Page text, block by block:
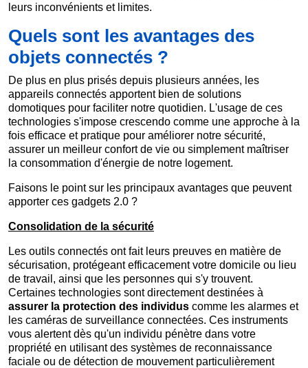
leurs inconvénients et limites.
Quels sont les avantages des
objets connectés ?
De plus en plus prisés depuis plusieurs années, les
appareils connectés apportent bien de solutions
domotiques pour faciliter notre quotidien. L'usage de ces
technologies s'impose crescendo comme une approche à la
fois efficace et pratique pour améliorer notre sécurité,
assurer un meilleur confort de vie ou simplement maîtriser
la consommation d'énergie de notre logement.
Faisons le point sur les principaux avantages que peuvent
apporter ces gadgets 2.0 ?
Consolidation de la sécurité
Les outils connectés ont fait leurs preuves en matière de
sécurisation, protégeant efficacement votre domicile ou lieu
de travail, ainsi que les personnes qui s'y trouvent.
Certaines technologies sont directement destinées à
assurer la protection des individus comme les alarmes et
les caméras de surveillance connectées. Ces instruments
vous alertent dès qu'un individu pénètre dans votre
propriété en utilisant des systèmes de reconnaissance
faciale ou de détection de mouvement particulièrement